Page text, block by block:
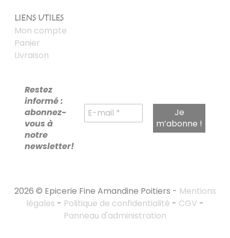
LIENS UTILES
Mon compte
Panier
Livraison
Restez
informé :
abonnez-
vous à
notre
newsletter!
2026 © Epicerie Fine Amandine Poitiers - Mentions
légales - Politique de confidentialité - CGV -
Panneau d'administration